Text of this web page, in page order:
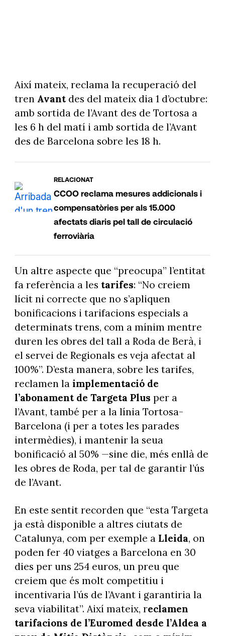
Així mateix, reclama la recuperació del
tren Avant des del mateix dia 1 d’octubre:
amb sortida de l’Avant des de Tortosa a
les 6 h del matí i amb sortida de l’Avant
des de Barcelona sobre les 18 h.
RELACIONAT
CCOO reclama mesures addicionals i
compensatòries per als 15.000
afectats diaris pel tall de circulació
ferroviària
Un altre aspecte que “preocupa” l’entitat
fa referència a les tarifes: “No creiem
lícit ni correcte que no s’apliquen
bonificacions i tarifacions especials a
determinats trens, com a mínim mentre
duren les obres del tall a Roda de Berà, i
el servei de Regionals es veja afectat al
100%”. D’esta manera, sobre les tarifes,
reclamen la implementació de
l’abonament de Targeta Plus per a
l’Avant, també per a la línia Tortosa-
Barcelona (i per a totes les parades
intermèdies), i mantenir la seua
bonificació al 50% —sine die, més enllà de
les obres de Roda, per tal de garantir l’ús
de l’Avant.
En este sentit recorden que “esta Targeta
ja està disponible a altres ciutats de
Catalunya, com per exemple a Lleida, on
poden fer 40 viatges a Barcelona en 30
dies per uns 254 euros, un preu que
creiem que és molt competitiu i
incentivaria l’ús de l’Avant i garantiria la
seva viabilitat”. Així mateix, reclamen
tarifacions de l’Euromed desde l’Aldea a